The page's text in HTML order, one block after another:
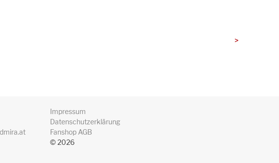
>
Impressum
Datenschutzerklärung
Fanshop AGB
© 2026